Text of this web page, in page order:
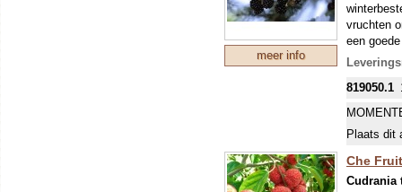
meer info
vruchten
een
819050.1
Plaats dit
Che
Cudrania